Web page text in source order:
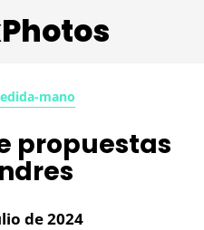
mano
propuestas
de 2024